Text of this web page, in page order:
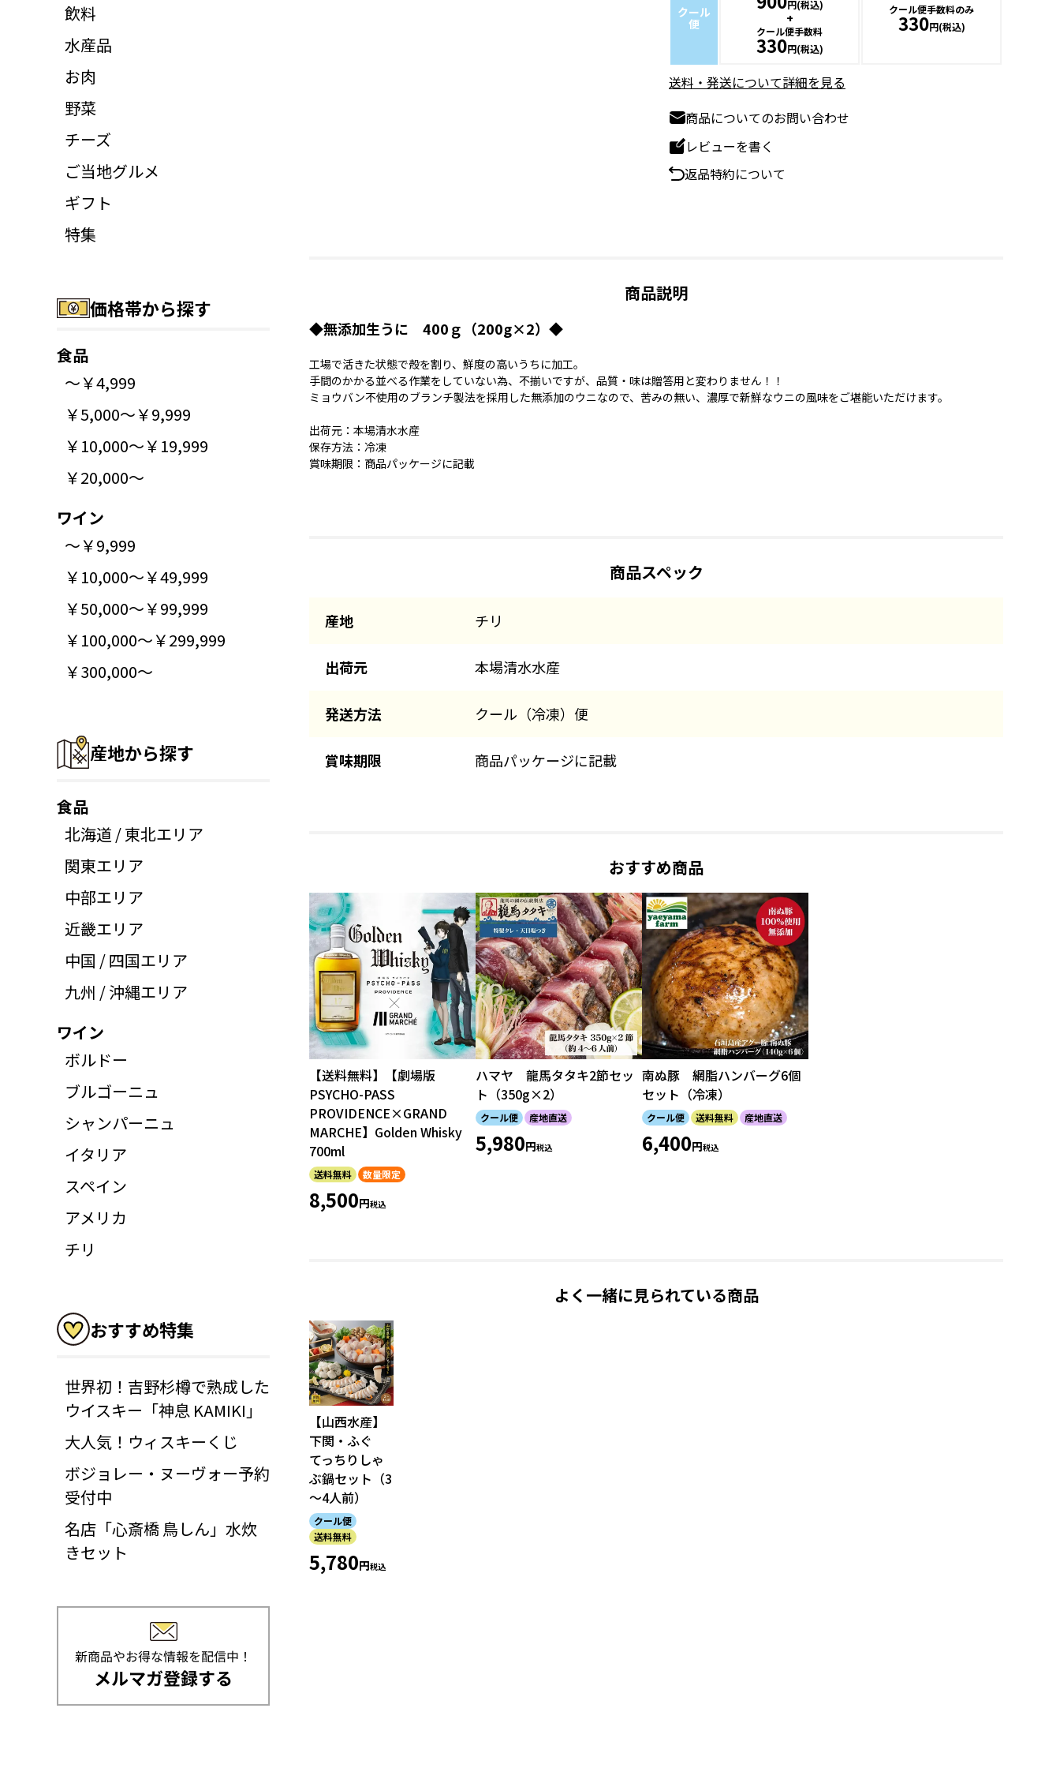
飲料
水産品
お肉
野菜
チーズ
ご当地グルメ
ギフト
特集
価格帯から探す
食品
～￥4,999
￥5,000～￥9,999
￥10,000～￥19,999
￥20,000～
ワイン
～￥9,999
￥10,000～￥49,999
￥50,000～￥99,999
￥100,000～￥299,999
￥300,000～
産地から探す
食品
北海道 / 東北エリア
関東エリア
中部エリア
近畿エリア
中国 / 四国エリア
九州 / 沖縄エリア
ワイン
ボルドー
ブルゴーニュ
シャンパーニュ
イタリア
スペイン
アメリカ
チリ
おすすめ特集
世界初！吉野杉樽で熟成した
ウイスキー「神息 KAMIKI」
大人気！ウィスキーくじ
ボジョレー・ヌーヴォー予約
受付中
名店「心斎橋 鳥しん」水炊
きセット
クール
便
円(税込)
+
クール便手数料
330円(税込)
クール便手数料のみ
330円(税込)
送料・発送について詳細を見る
商品についてのお問い合わせ
レビューを書く
返品特約について
商品説明
◆無添加生うに 400ｇ（200g×2）◆
工場で活きた状態で殻を割り、鮮度の高いうちに加工。
手間のかかる並べる作業をしていない為、不揃いですが、品質・味は贈答用と変わりません！！
ミョウバン不使用のブランチ製法を採用した無添加のウニなので、苦みの無い、濃厚で新鮮なウニの風味をご堪能いただけます。
出荷元：本場清水水産
保存方法：冷凍
賞味期限：商品パッケージに記載
商品スペック
産地 チリ
出荷元 本場清水水産
発送方法 クール（冷凍）便
賞味期限 商品パッケージに記載
おすすめ商品
【送料無料】【劇場版
PSYCHO-PASS
PROVIDENCE×GRAND
MARCHE】Golden Whisky
700ml
送料無料 数量限定
8,500 税込
ハマヤ 龍馬タタキ2節セッ
ト（350g×2）
クール便 産地直送
5,980 税込
南ぬ豚 網脂ハンバーグ6個
セット（冷凍）
クール便 送料無料 産地直送
6,400 税込
よく一緒に見られている商品
【山西水産】
下関・ふぐ
てっちりしゃ
ぶ鍋セット（3
～4人前）
クール便
送料無料
5,780 税込